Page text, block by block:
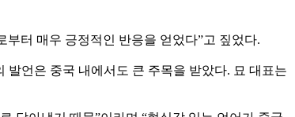
부터 매우 긍정적인 반응을 얻었다”고 짚었다.
발언은 중국 내에서도 큰 주목을 받았다. 묘 대표는